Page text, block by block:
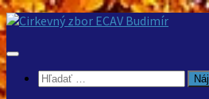
Preskočiť
na
obsah
Hľadať: